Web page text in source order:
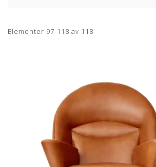
Elementer 97-118 av 118